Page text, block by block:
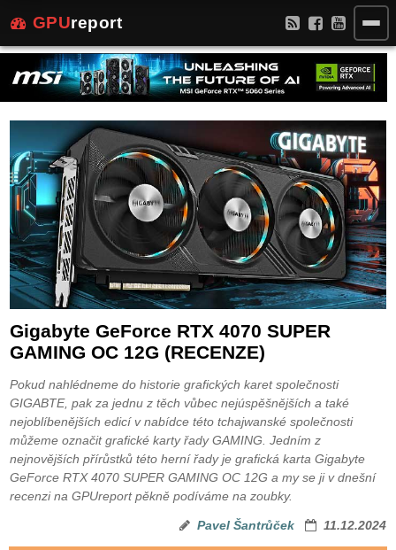
GPUreport
Gigabyte GeForce RTX 4070 SUPER
GAMING OC 12G (RECENZE)
Pokud nahlédneme do historie grafických karet společnosti
GIGABTE, pak za jednu z těch vůbec nejúspěšnějších a také
nejoblíbenějších edicí v nabídce této tchajwanské společnosti
můžeme označit grafické karty řady GAMING. Jedním z
nejnovějších přírůstků této herní řady je grafická karta Gigabyte
GeForce RTX 4070 SUPER GAMING OC 12G a my se ji v dnešní
recenzi na GPUreport pěkně podíváme na zoubky.
Pavel Šantrůček 11.12.2024